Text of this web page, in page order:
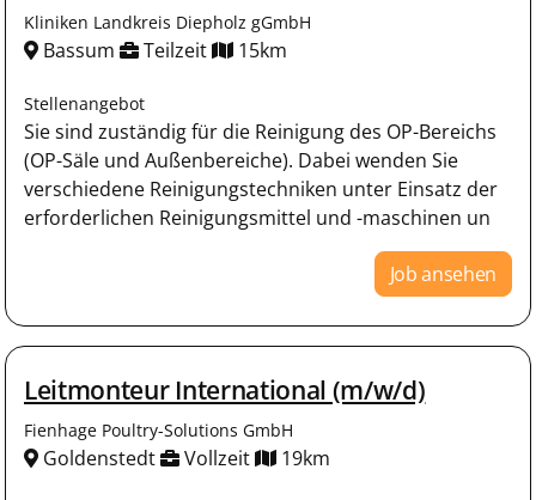
Kliniken Landkreis Diepholz gGmbH
Bassum Teilzeit 15km
Stellenangebot
Sie sind zuständig für die Reinigung des OP-Bereichs
(OP-Säle und Außenbereiche). Dabei wenden Sie
verschiedene Reinigungstechniken unter Einsatz der
erforderlichen Reinigungsmittel und -maschinen un
Job ansehen
Leitmonteur International (m/w/d)
Fienhage Poultry-Solutions GmbH
Goldenstedt Vollzeit 19km